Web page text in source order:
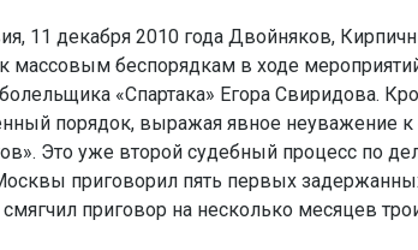
11 декабря 2010 года Двойняков,
массовым беспорядкам в ходе
«Спартака» Егора Свиридова.
порядок, выражая явное неуважение
Это уже второй судебный процесс по
приговорил пять первых
приговор на несколько месяцев